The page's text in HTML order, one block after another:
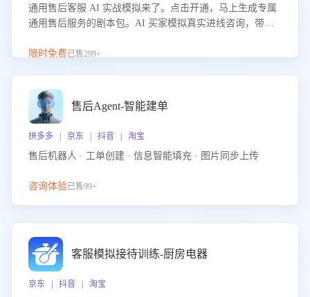
通用售后客服 AI 实战模拟来了。点击开通，马上生成专属
通用售后服务的剧本包。AI 买家模拟真实进线咨询，带您
的应对要点，轻松提升服务能力。
限时免费已售299+
售后Agent-智能建单
拼多多 | 京东 | 抖音 | 淘宝
售后机器人 · 工单创建 · 信息智能填充 · 图片同步上传
咨询体验已售99+
客服模拟接待训练-厨房电器
京东 | 抖音 | 淘宝